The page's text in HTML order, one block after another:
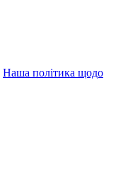
Наша політика щодо